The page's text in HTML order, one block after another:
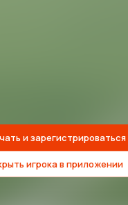
и зарегистрироваться
игрока в приложении